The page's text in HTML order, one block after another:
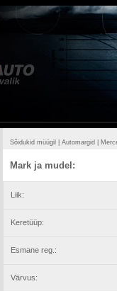
Sõidukid müügil Automargid
Mark ja mudel:
Liik:
Keretüüp:
Esmane reg.:
Värvus: